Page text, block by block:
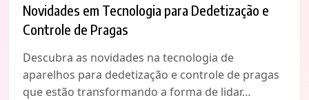
Novidades em Tecnologia para Dedetização e
Controle de Pragas
Descubra as novidades na tecnologia de
aparelhos para dedetização e controle de pragas
que estão transformando a forma de lidar…